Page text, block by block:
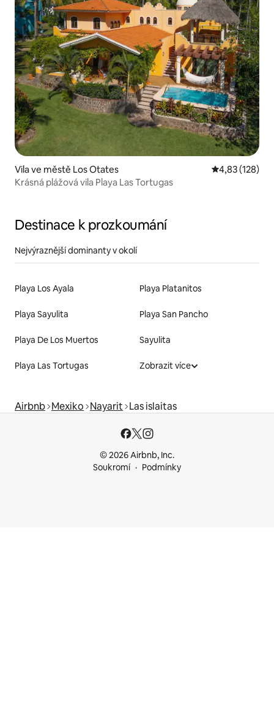
Vila ve městě Los Otates Průměrné
4,83 (128)
Krásná plážová vila Playa Las Tortugas
Destinace k prozkoumání
Nejvýraznější dominanty v okolí
Playa Los Ayala Playa Platanitos
Playa Sayulita Playa San Pancho
Playa De Los Muertos Sayulita
Playa Las Tortugas Zobrazit více
Airbnb Mexiko Nayarit Las islaitas
© 2026 Airbnb, Inc.
Soukromí
Podmínky